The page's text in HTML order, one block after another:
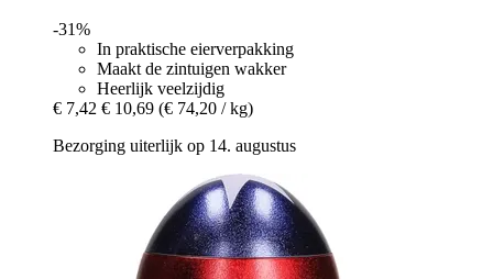
-31%
In praktische eierverpakking
Maakt de zintuigen wakker
Heerlijk veelzijdig
€ 7,42 € 10,69 (€ 74,20 / kg)
Bezorging uiterlijk op 14. augustus